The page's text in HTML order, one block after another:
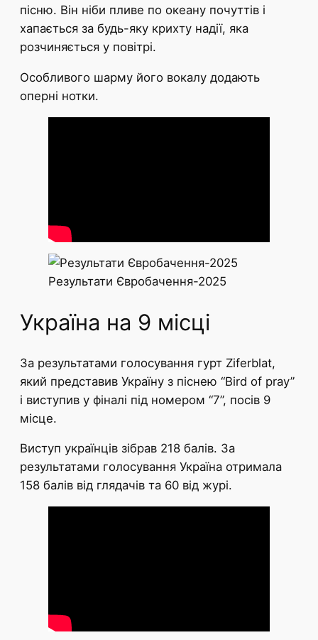
пісню. Він ніби пливе по океану почуттів і
хапається за будь-яку крихту надії, яка
розчиняється у повітрі.
Особливого шарму його вокалу додають
оперні нотки.
Результати Євробачення-2025
Україна на 9 місці
За результатами голосування гурт Ziferblat,
який представив Україну з піснею “Bird of pray”
і виступив у фіналі під номером “7”, посів 9
місце.
Виступ українців зібрав 218 балів. За
результатами голосування Україна отримала
158 балів від глядачів та 60 від журі.